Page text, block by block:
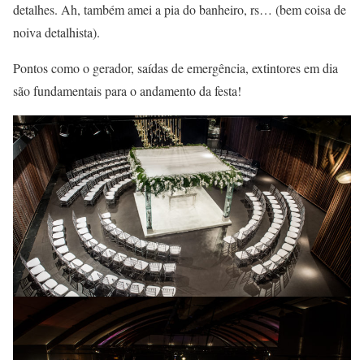
detalhes. Ah, também amei a pia do banheiro, rs… (bem coisa de
noiva detalhista).
Pontos como o gerador, saídas de emergência, extintores em dia
são fundamentais para o andamento da festa!